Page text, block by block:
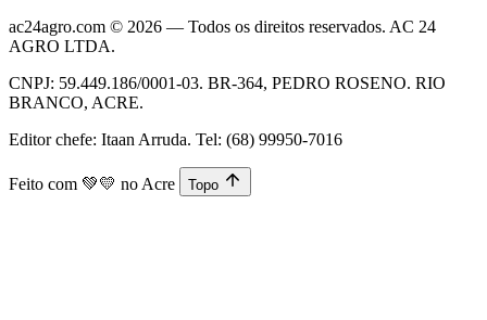
ac24agro.com © 2026 — Todos os direitos reservados. AC 24
AGRO LTDA.
CNPJ: 59.449.186/0001-03. BR-364, PEDRO ROSENO. RIO
BRANCO, ACRE.
Editor chefe: Itaan Arruda. Tel: (68) 99950-7016
Feito com 💚💛 no Acre Topo